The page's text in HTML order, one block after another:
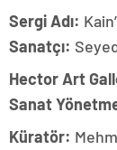
Sergi Adı:
Sanatçı:
Hector Art
Sanat
Küratör: